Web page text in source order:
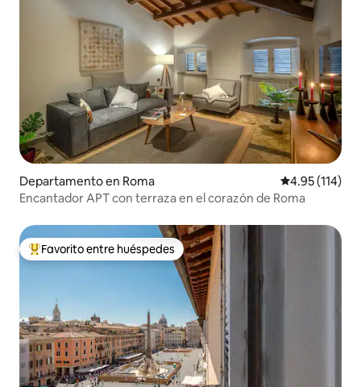
Departamento en Roma Calificación
4.95 (114)
Encantador APT con terraza en el corazón de Roma
De los mejores en Favorito entre huéspedes
Favorito entre huéspedes